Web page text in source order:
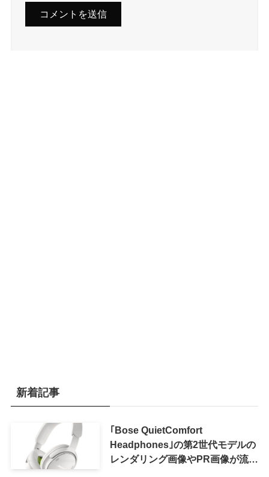
新着記事
｢Bose QuietComfort
Headphones｣の第2世代モデルの
レンダリング画像やPR画像が流出